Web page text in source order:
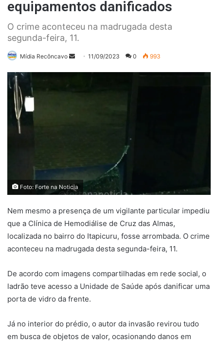
equipamentos danificados
O crime aconteceu na madrugada desta
segunda-feira, 11.
Mídia Recôncavo
Mande11/09/2023 0 993
Foto: Forte na Noticia
Nem mesmo a presença de um vigilante particular impediu
que a Clínica de Hemodiálise de Cruz das Almas,
localizada no bairro do Itapicuru, fosse arrombada. O crime
aconteceu na madrugada desta segunda-feira, 11.
De acordo com imagens compartilhadas em rede social, o
ladrão teve acesso a Unidade de Saúde após danificar uma
porta de vidro da frente.
Já no interior do prédio, o autor da invasão revirou tudo
em busca de objetos de valor, ocasionando danos em